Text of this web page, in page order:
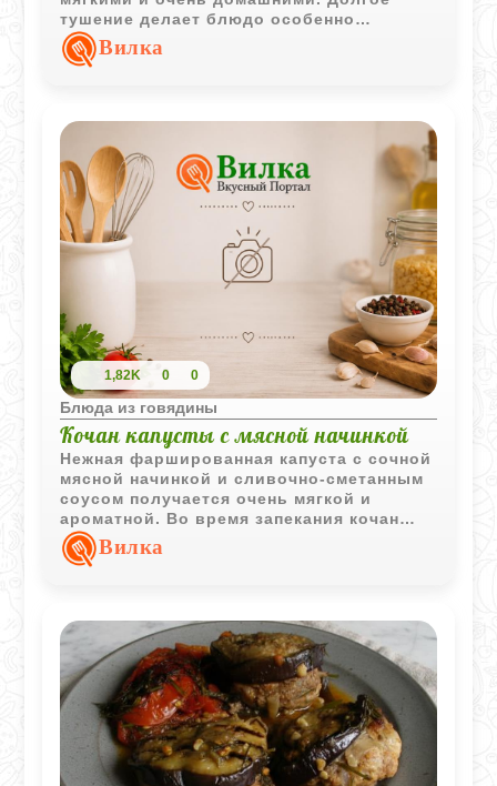
тушение делает блюдо особенно
ароматным и насыщенным.
Вилка
1,82K 0 0
Блюда из говядины
Кочан капусты с мясной начинкой
Нежная фаршированная капуста с сочной
мясной начинкой и сливочно-сметанным
соусом получается очень мягкой и
ароматной. Во время запекания кочан
сохраняет форму, а листья
пропитываются насыщенным мясным
Вилка